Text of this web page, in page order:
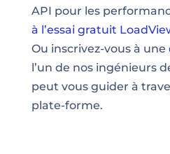
API pour les
à l’essai gratuit
Ou inscrivez-vous à une
l’un de nos ingénieurs
peut vous guider à
plate-forme.